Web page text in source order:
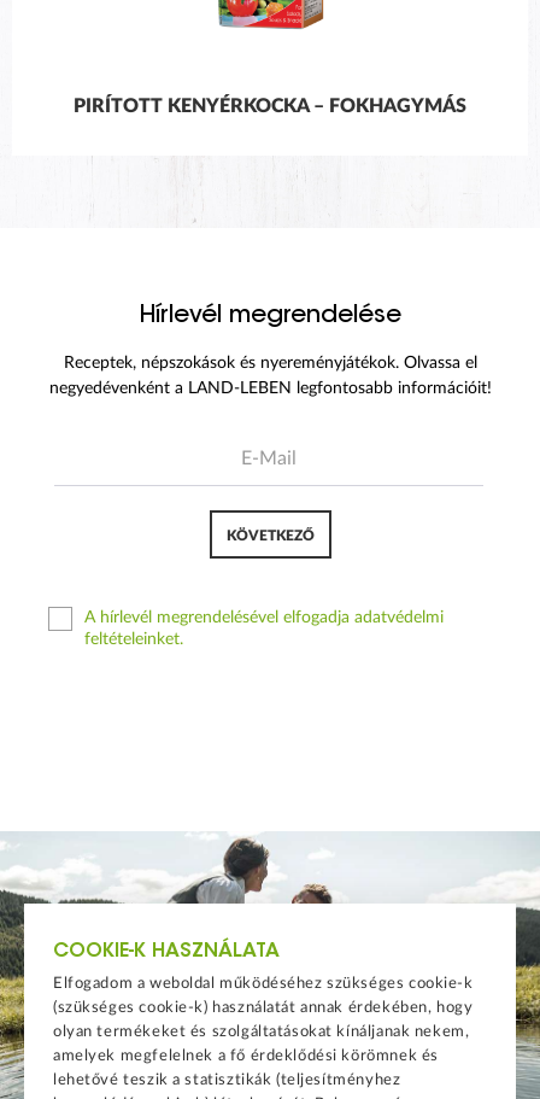
PIRÍTOTT KENYÉRKOCKA – FOKHAGYMÁS
Hírlevél megrendelése
Receptek, népszokások és nyereményjátékok. Olvassa el
negyedévenként a LAND-LEBEN legfontosabb információit!
KÖVETKEZŐ
A hírlevél megrendelésével elfogadja adatvédelmi
feltételeinket.
COOKIE-K HASZNÁLATA
Elfogadom a weboldal működéséhez szükséges cookie-k
(szükséges cookie-k) használatát annak érdekében, hogy
olyan termékeket és szolgáltatásokat kínáljanak nekem,
amelyek megfelelnek a fő érdeklődési körömnek és
lehetővé teszik a statisztikák (teljesítményhez